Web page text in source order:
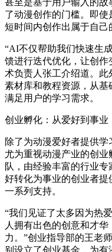
了动漫创作的门槛。即
短时间内创作出属于自己
“AI不仅帮助我们快速生
馈进行迭代优化，让创作
术负责人张工介绍道。
素材库和教程资源，从
满足用户的学习需求。
创业孵化：从爱好到事业
除了为动漫爱好者提供
尤为重视动漫产业的创
队，由经验丰富的行业
好转化为事业的创业者
一系列支持。
“我们见证了太多因为热
人拥有出色的创意和才
力。”创业指导部的王老
别设立了创业基金，为